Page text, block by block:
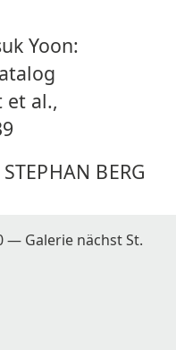
Yoon:
et al.,
STEPHAN BERG